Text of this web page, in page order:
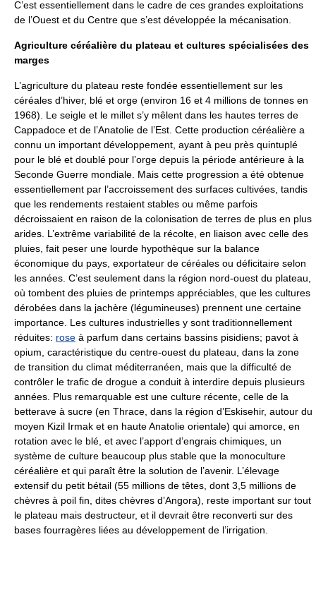
C’est essentiellement dans le cadre de ces grandes exploitations
de l’Ouest et du Centre que s’est développée la mécanisation.
Agriculture céréalière du plateau et cultures spécialisées des
marges
L’agriculture du plateau reste fondée essentiellement sur les
céréales d’hiver, blé et orge (environ 16 et 4 millions de tonnes en
1968). Le seigle et le millet s’y mêlent dans les hautes terres de
Cappadoce et de l’Anatolie de l’Est. Cette production céréalière a
connu un important développement, ayant à peu près quintuplé
pour le blé et doublé pour l’orge depuis la période antérieure à la
Seconde Guerre mondiale. Mais cette progression a été obtenue
essentiellement par l’accroissement des surfaces cultivées, tandis
que les rendements restaient stables ou même parfois
décroissaient en raison de la colonisation de terres de plus en plus
arides. L’extrême variabilité de la récolte, en liaison avec celle des
pluies, fait peser une lourde hypothèque sur la balance
économique du pays, exportateur de céréales ou déficitaire selon
les années. C’est seulement dans la région nord-ouest du plateau,
où tombent des pluies de printemps appréciables, que les cultures
dérobées dans la jachère (légumineuses) prennent une certaine
importance. Les cultures industrielles y sont traditionnellement
réduites: rose à parfum dans certains bassins pisidiens; pavot à
opium, caractéristique du centre-ouest du plateau, dans la zone
de transition du climat méditerranéen, mais que la difficulté de
contrôler le trafic de drogue a conduit à interdire depuis plusieurs
années. Plus remarquable est une culture récente, celle de la
betterave à sucre (en Thrace, dans la région d’Eskisehir, autour du
moyen Kizil Irmak et en haute Anatolie orientale) qui amorce, en
rotation avec le blé, et avec l’apport d’engrais chimiques, un
système de culture beaucoup plus stable que la monoculture
céréalière et qui paraît être la solution de l’avenir. L’élevage
extensif du petit bétail (55 millions de têtes, dont 3,5 millions de
chèvres à poil fin, dites chèvres d’Angora), reste important sur tout
le plateau mais destructeur, et il devrait être reconverti sur des
bases fourragères liées au développement de l’irrigation.